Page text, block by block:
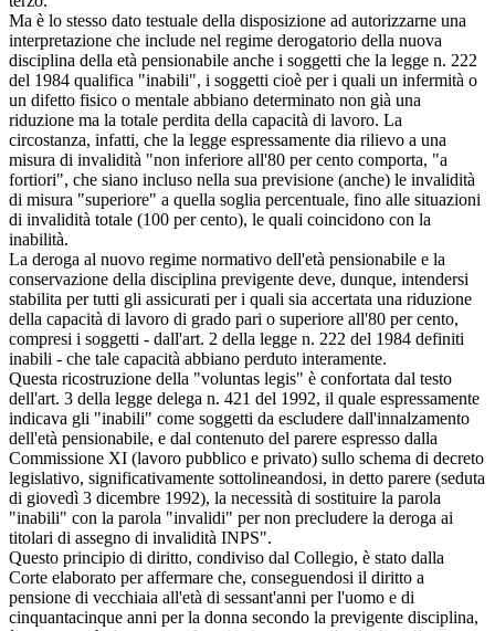
Ma è lo stesso dato testuale della disposizione ad autorizzarne una
interpretazione che include nel regime derogatorio della nuova
disciplina della età pensionabile anche i soggetti che la legge n. 222
del 1984 qualifica "inabili", i soggetti cioè per i quali un infermità o
un difetto fisico o mentale abbiano determinato non già una
riduzione ma la totale perdita della capacità di lavoro. La
circostanza, infatti, che la legge espressamente dia rilievo a una
misura di invalidità "non inferiore all'80 per cento comporta, "a
fortiori", che siano incluso nella sua previsione (anche) le invalidità
di misura "superiore" a quella soglia percentuale, fino alle situazioni
di invalidità totale (100 per cento), le quali coincidono con la
inabilità.
La deroga al nuovo regime normativo dell'età pensionabile e la
conservazione della disciplina previgente deve, dunque, intendersi
stabilita per tutti gli assicurati per i quali sia accertata una riduzione
della capacità di lavoro di grado pari o superiore all'80 per cento,
compresi i soggetti - dall'art. 2 della legge n. 222 del 1984 definiti
inabili - che tale capacità abbiano perduto interamente.
Questa ricostruzione della "voluntas legis" è confortata dal testo
dell'art. 3 della legge delega n. 421 del 1992, il quale espressamente
indicava gli "inabili" come soggetti da escludere dall'innalzamento
dell'età pensionabile, e dal contenuto del parere espresso dalla
Commissione XI (lavoro pubblico e privato) sullo schema di decreto
legislativo, significativamente sottolineandosi, in detto parere (seduta
di giovedì 3 dicembre 1992), la necessità di sostituire la parola
"inabili" con la parola "invalidi" per non precludere la deroga ai
titolari di assegno di invalidità INPS".
Questo principio di diritto, condiviso dal Collegio, è stato dalla
Corte elaborato per affermare che, conseguendosi il diritto a
pensione di vecchiaia all'età di sessant'anni per l'uomo e di
cinquantacinque anni per la donna secondo la previgente disciplina,